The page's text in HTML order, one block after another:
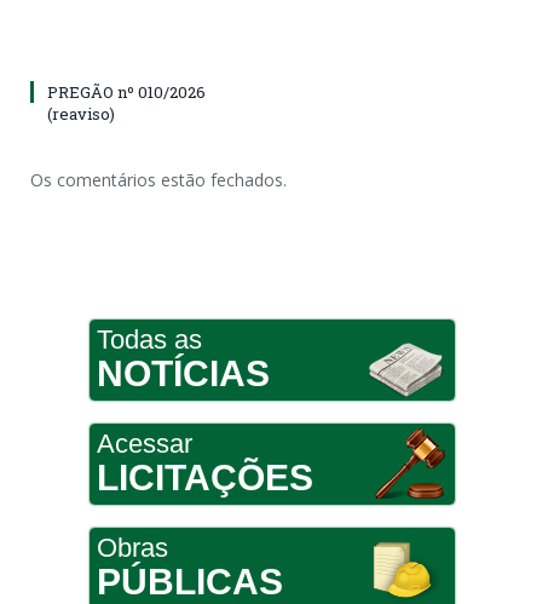
PREGÃO nº 010/2026
(reaviso)
Os comentários estão fechados.
Todas as
NOTÍCIAS
Acessar
LICITAÇÕES
Obras
PÚBLICAS